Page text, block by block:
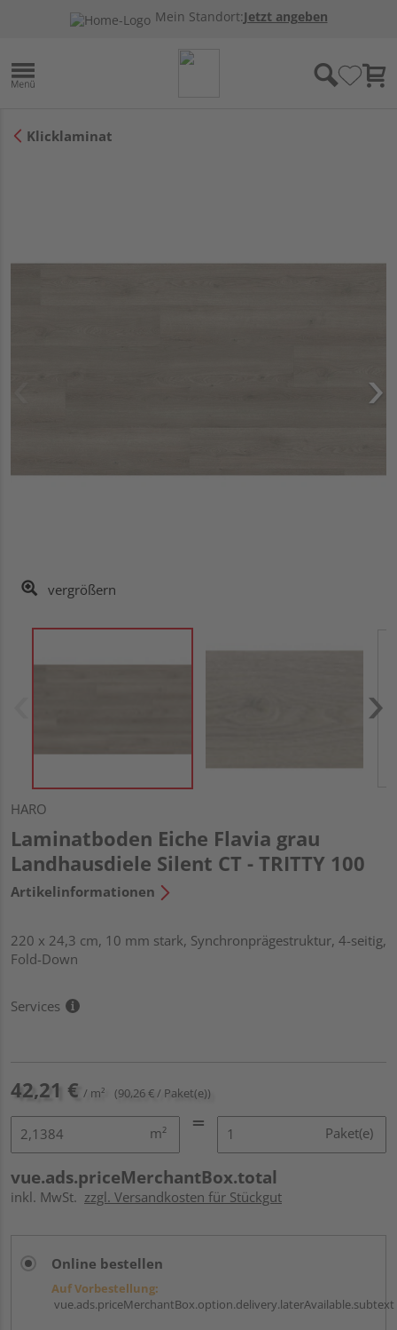
Mein Standort:Jetzt angeben
Klicklaminat
vergrößern
HARO
Laminatboden Eiche Flavia grau
Landhausdiele Silent CT - TRITTY 100
Artikelinformationen
220 x 24,3 cm, 10 mm stark, Synchronprägestruktur, 4-seitig,
Fold-Down
Services
42,21 € / m² (90,26 € / Paket(e))
m² Paket(e)
vue.ads.priceMerchantBox.total
inkl. MwSt. zzgl. Versandkosten für Stückgut
Online bestellen
Auf Vorbestellung:
vue.ads.priceMerchantBox.option.delivery.laterAvailable.subtext